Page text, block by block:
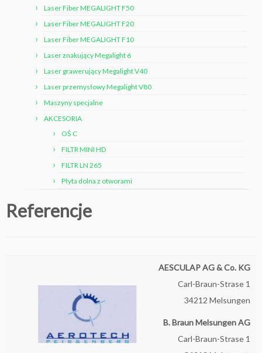
Laser Fiber MEGALIGHT F50
Laser Fiber MEGALIGHT F20
Laser Fiber MEGALIGHT F10
Laser znakujący Megalight 6
Laser grawerujący Megalight V40
Laser przemysłowy Megalight V80
Maszyny specjalne
AKCESORIA
OŚ C
FILTR MINI HD
FILTR LN 265
Płyta dolna z otworami
Referencje
AESCULAP AG & Co. KG
Carl-Braun-Strase 1
34212 Melsungen
B. Braun Melsungen AG
Carl-Braun-Strase 1